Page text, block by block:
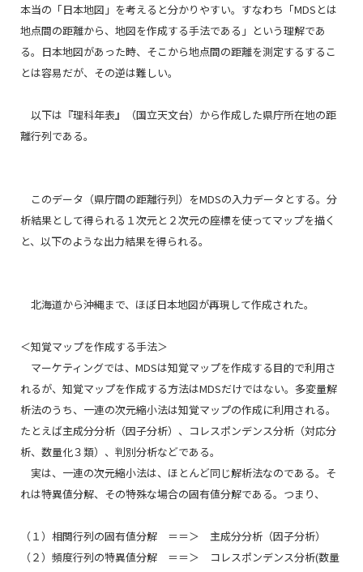
本当の「日本地図」を考えると分かりやすい。すなわち「MDSとは
地点間の距離から、地図を作成する手法である」という理解であ
る。日本地図があった時、そこから地点間の距離を測定するするこ
とは容易だが、その逆は難しい。
以下は『理科年表』（国立天文台）から作成した県庁所在地の距
離行列である。
このデータ（県庁間の距離行列）をMDSの入力データとする。分
析結果として得られる１次元と２次元の座標を使ってマップを描く
と、以下のような出力結果を得られる。
北海道から沖縄まで、ほぼ日本地図が再現して作成された。
＜知覚マップを作成する手法＞
マーケティングでは、MDSは知覚マップを作成する目的で利用さ
れるが、知覚マップを作成する方法はMDSだけではない。多変量解
析法のうち、一連の次元縮小法は知覚マップの作成に利用される。
たとえば主成分分析（因子分析）、コレスポンデンス分析（対応分
析、数量化３類）、判別分析などである。
実は、一連の次元縮小法は、ほとんど同じ解析法なのである。そ
れは特異値分解、その特殊な場合の固有値分解である。つまり、
（１）相関行列の固有値分解 ＝＝＞ 主成分分析（因子分析）
（２）頻度行列の特異値分解 ＝＝＞ コレスポンデンス分析(数量